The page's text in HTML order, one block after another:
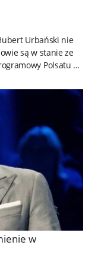
Urbański nie
są w stanie ze
Polsatu po
w